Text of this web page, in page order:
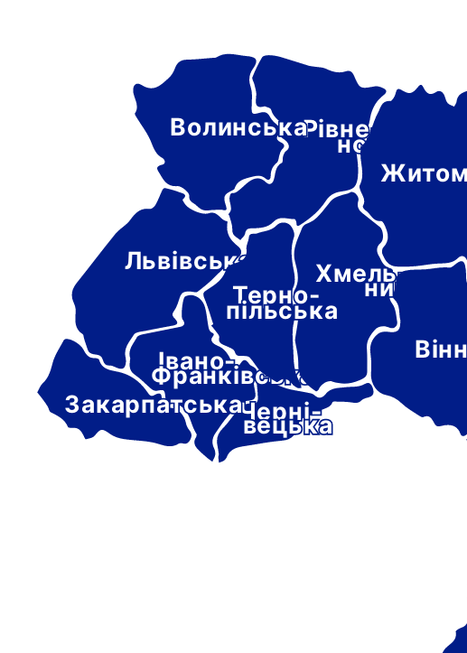
Черні-
вецька
Івано-
Франківська
Хмель-
ницька
Львівська
Рівне-
нська
Терно-
пільська
Волинська
Закарпатська